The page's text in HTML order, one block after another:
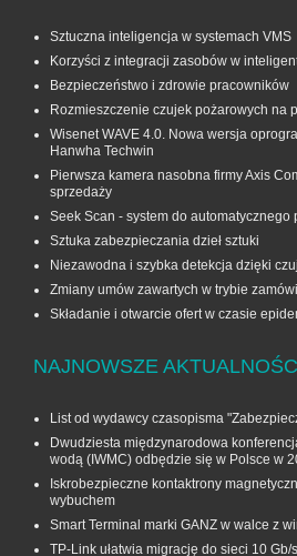
Sztuczna inteligencja w systemach VMS
Korzyści z integracji zasobów w
Bezpieczeństwo i zdrowie pracowników
Rozmieszczenie czujek pożarowych na
Wisenet WAVE 4.0. Nowa wersja
Hanwha Techwin
Pierwsza kamera nasobna firmy Axis
sprzedaży
Seek Scan - system do automatycznego
Sztuka zabezpieczania dzieł sztuki
Niezawodna i szybka detekcja dzięki
Zmiany umów zawartych w trybie
Składanie i otwarcie ofert w czasie
NAJNOWSZE
List od wydawcy czasopisma
Dwudziesta międzynarodowa
wodą (IWMC) odbędzie się w Polsce w
Iskrobezpieczne kontaktrony
wybuchem
Smart Terminal marki GANZ w walce z
TP-Link ułatwia migrację do sieci 10 Gb/